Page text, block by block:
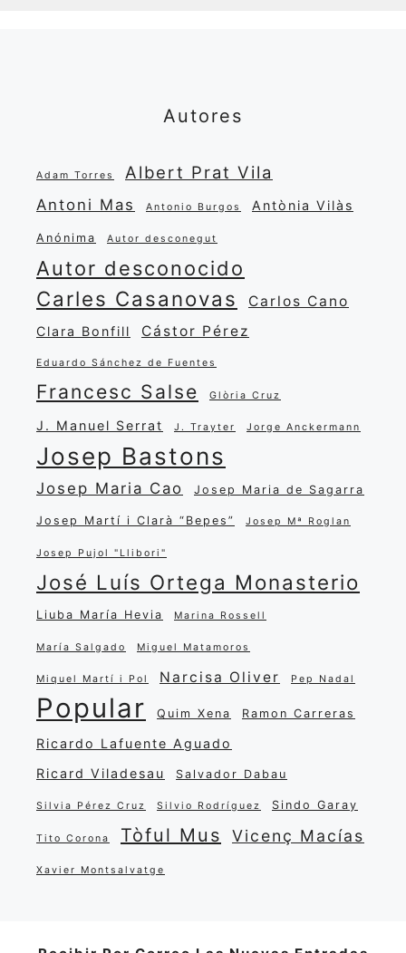
Autores
Adam Torres Albert Prat Vila
Antoni Mas Antonio Burgos Antònia Vilàs
Anónima Autor desconegut
Autor desconocido
Carles Casanovas Carlos Cano
Clara Bonfill Cástor Pérez
Eduardo Sánchez de Fuentes
Francesc Salse Glòria Cruz
J. Manuel Serrat J. Trayter Jorge Anckermann
Josep Bastons
Josep Maria Cao Josep Maria de Sagarra
Josep Martí i Clarà “Bepes” Josep Mª Roglan
Josep Pujol "Llibori"
José Luís Ortega Monasterio
Liuba María Hevia Marina Rossell
María Salgado Miguel Matamoros
Miquel Martí i Pol Narcisa Oliver Pep Nadal
Popular Quim Xena Ramon Carreras
Ricardo Lafuente Aguado
Ricard Viladesau
Salvador Dabau
Silvia Pérez Cruz Silvio Rodríguez Sindo Garay
Tito Corona Tòful Mus Vicenç Macías
Xavier Montsalvatge